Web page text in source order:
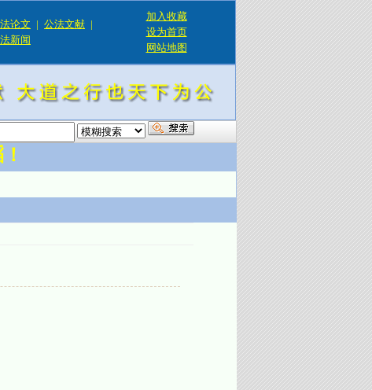
论文 | 公法文献 |
新闻
加入收藏
设为首页
网站地图